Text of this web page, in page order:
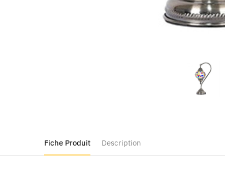
Fiche Produit Description